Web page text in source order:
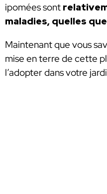
ipomées sont
maladies, quelles
Maintenant que vous
mise en terre de cette
l’adopter dans votre